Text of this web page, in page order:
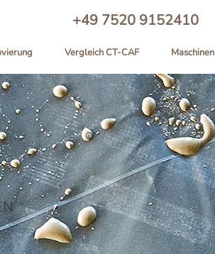
+49 7520 9152410
Vergleich CT-CAF Maschinen